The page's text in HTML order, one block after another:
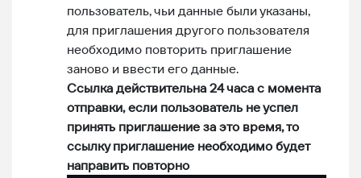
пользователь, чьи данные были указаны,
для приглашения другого пользователя
необходимо повторить приглашение
заново и ввести его данные.
Ссылка действительна 24 часа с момента
отправки, если пользователь не успел
принять приглашение за это время, то
ссылку приглашение необходимо будет
направить повторно